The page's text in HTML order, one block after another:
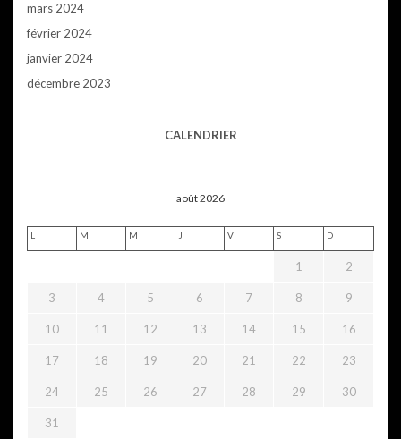
mars 2024
février 2024
janvier 2024
décembre 2023
CALENDRIER
août 2026
L M M J V S D
1 2
3 4 5 6 7 8 9
10 11 12 13 14 15 16
17 18 19 20 21 22 23
24 25 26 27 28 29 30
31